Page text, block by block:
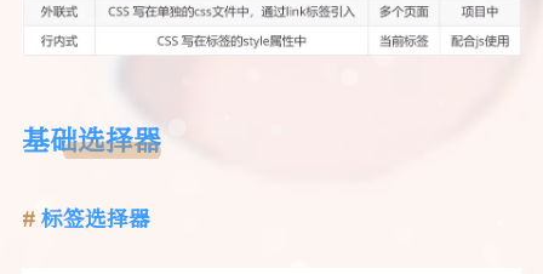
基础选择器
标签选择器